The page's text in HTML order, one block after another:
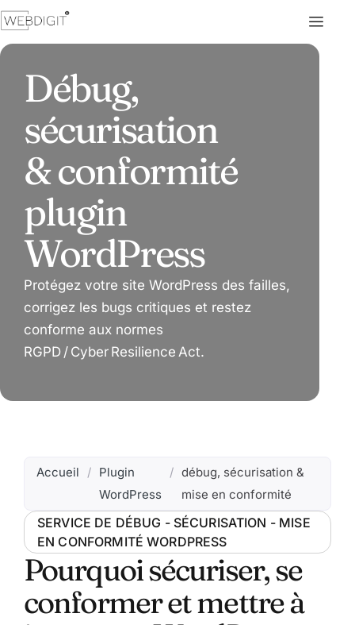
Débug,
sécurisation
& conformité
plugin
WordPress
Protégez votre site WordPress des failles,
corrigez les bugs critiques et restez
conforme aux normes
RGPD / Cyber Resilience Act.
Accueil / Plugin
WordPress
/ débug, sécurisation &
mise en conformité
SERVICE DE DÉBUG - SÉCURISATION - MISE
EN CONFORMITÉ WORDPRESS
Pourquoi sécuriser, se
conformer et mettre à